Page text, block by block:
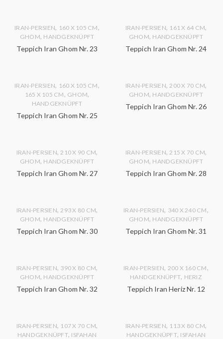
IRAN-PERSIEN, 160 X 105 CM,
GHOM, HANDGEKNÜPFT
Teppich Iran Ghom Nr. 23
IRAN-PERSIEN, 161 X 64 CM,
GHOM, HANDGEKNÜPFT
Teppich Iran Ghom Nr. 24
IRAN-PERSIEN, 160 X 105 CM,
165 X 105 CM, GHOM,
HANDGEKNÜPFT
Teppich Iran Ghom Nr. 25
IRAN-PERSIEN, 200 X 70 CM,
GHOM, HANDGEKNÜPFT
Teppich Iran Ghom Nr. 26
IRAN-PERSIEN, 210 X 90 CM,
GHOM, HANDGEKNÜPFT
Teppich Iran Ghom Nr. 27
IRAN-PERSIEN, 215 X 70 CM,
GHOM, HANDGEKNÜPFT
Teppich Iran Ghom Nr. 28
IRAN-PERSIEN, 293 X 80 CM,
GHOM, HANDGEKNÜPFT
Teppich Iran Ghom Nr. 30
IRAN-PERSIEN, 340 X 240 CM,
GHOM, HANDGEKNÜPFT
Teppich Iran Ghom Nr. 31
IRAN-PERSIEN, 390 X 80 CM,
GHOM, HANDGEKNÜPFT
Teppich Iran Ghom Nr. 32
IRAN-PERSIEN, 200 X 160 CM,
HANDGEKNÜPFT, HERIZ
Teppich Iran Heriz Nr. 12
IRAN-PERSIEN, 107 X 70 CM,
HANDGEKNÜPFT, ISFAHAN
IRAN-PERSIEN, 113 X 80 CM,
HANDGEKNÜPFT, ISFAHAN